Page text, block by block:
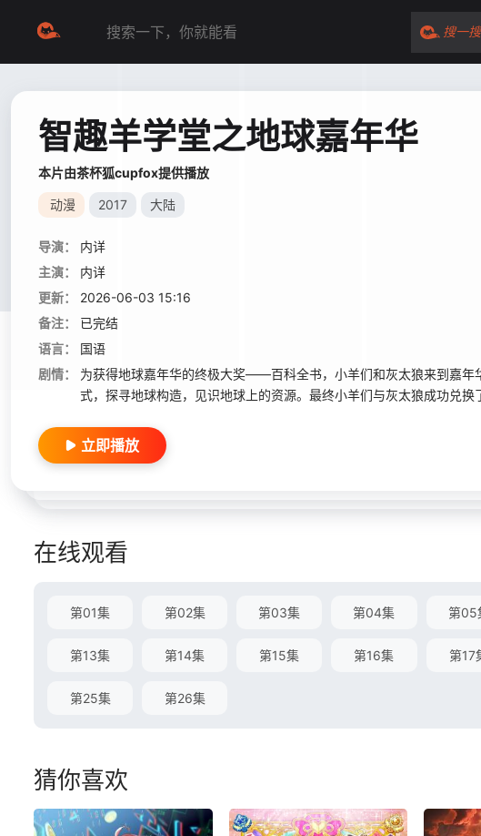
搜一搜
智趣羊学堂之地球嘉年华
本片由茶杯狐cupfox提供播放
动漫 2017 大陆
导演：
内详
主演：
内详
更新：
2026-06-03 15:16
备注：
已完结
语言：
国语
剧情：
为获得地球嘉年华的终极大奖——百科全书，小羊们和灰太狼来到嘉年
式，探寻地球构造，见识地球上的资源。最终小羊们与灰太狼成功兑
立即播放
在线观看
第01集 第02集 第03集 第04集 第05
第13集 第14集 第15集 第16集 第17
第25集 第26集
猜你喜欢